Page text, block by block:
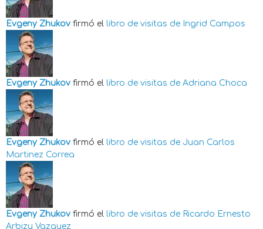
Evgeny Zhukov firmó el libro de visitas de Ingrid Campos
Evgeny Zhukov firmó el libro de visitas de Adriana Choca
Evgeny Zhukov firmó el libro de visitas de Juan Carlos
Martinez Correa
Evgeny Zhukov firmó el libro de visitas de Ricardo Ernesto
Arbizu Vazquez